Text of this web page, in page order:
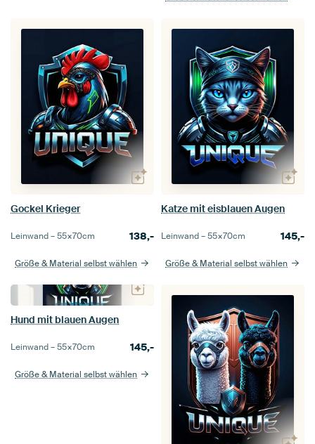
Gockel Krieger
Leinwand –55×70cm 138,-
Größe & Material selbst wählen
Katze mit eisblauen Augen
Leinwand –55×70cm 145,-
Größe & Material selbst wählen
Hund mit blauen Augen
Leinwand –55×70cm 145,-
Größe & Material selbst wählen